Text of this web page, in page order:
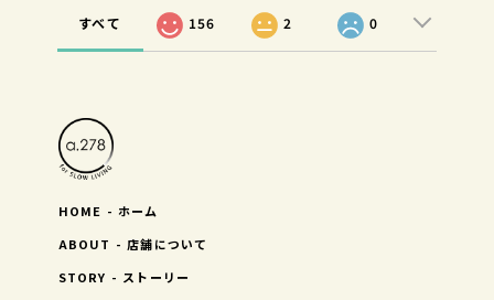
すべて 156 2 0
HOME - ホーム
ABOUT - 店舗について
STORY - ストーリー